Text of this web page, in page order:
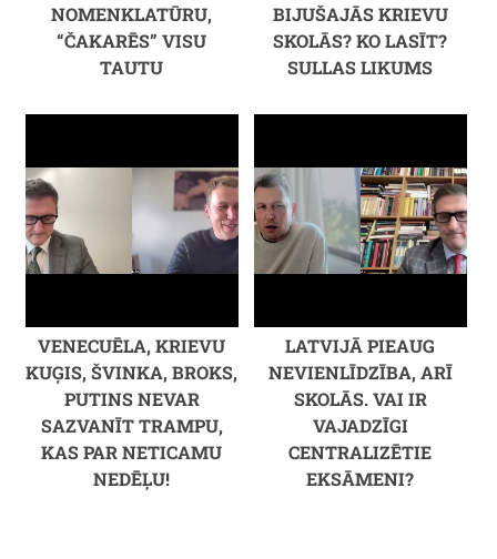
NOMENKLATŪRU,
“ČAKARĒS” VISU
TAUTU
BIJUŠAJĀS KRIEVU
SKOLĀS? KO LASĪT?
SULLAS LIKUMS
VENECUĒLA, KRIEVU
KUĢIS, ŠVINKA, BROKS,
PUTINS NEVAR
SAZVANĪT TRAMPU,
KAS PAR NETICAMU
NEDĒĻU!
LATVIJĀ PIEAUG
NEVIENLĪDZĪBA, ARĪ
SKOLĀS. VAI IR
VAJADZĪGI
CENTRALIZĒTIE
EKSĀMENI?